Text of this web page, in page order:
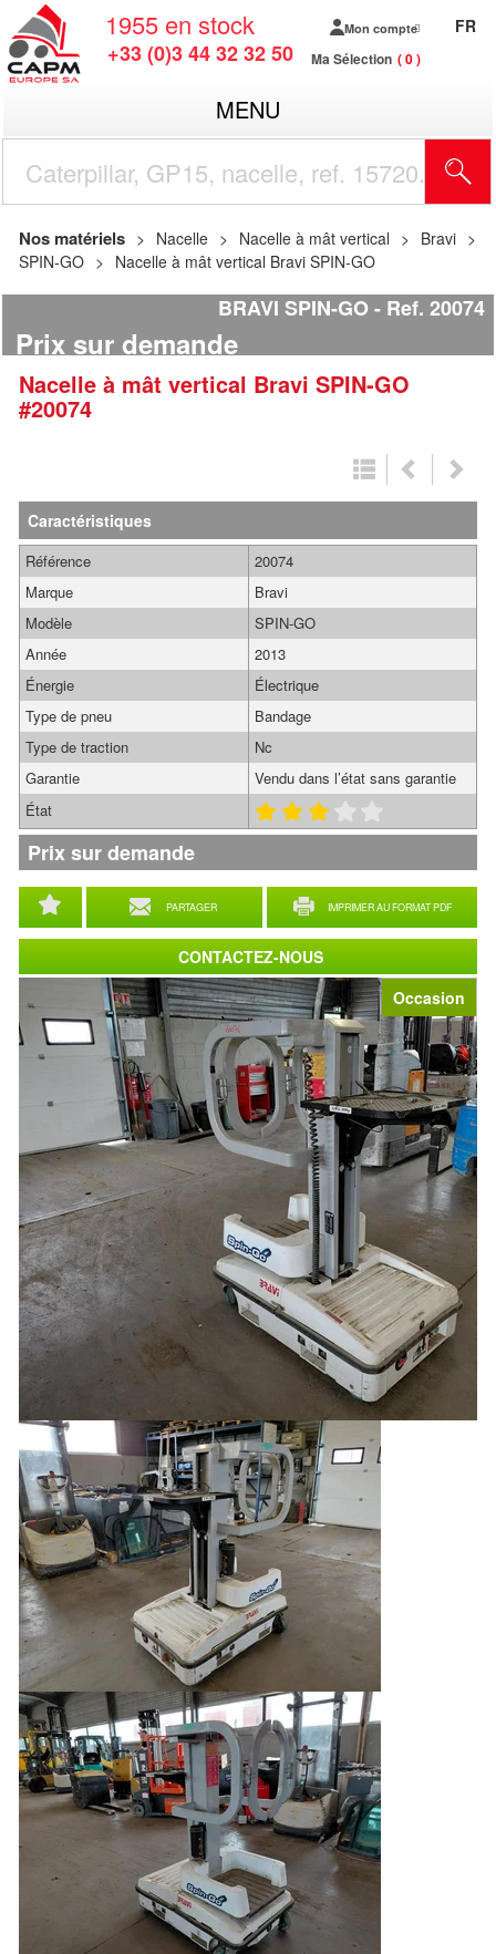
1955 en stock
+33 (0)3 44 32 32 50
Mon compte
Ma Sélection 0
FR
MENU
Nos matériels Nacelle Nacelle à mât vertical
Bravi
SPIN-GO
Nacelle à mât vertical Bravi SPIN-GO
BRAVI SPIN-GO Ref. 20074
Prix sur demande
Nacelle à mât vertical Bravi SPIN-GO
#20074
Occasion
Caractéristiques
PARTAGER IMPRIMER AU FORMAT PDF
Référence
20074
Marque
Bravi
Modèle
SPIN-GO
Année
2013
Énergie
Électrique
Type de pneu
Bandage
Type de traction
Nc
Garantie
Vendu dans l’état sans garantie
État
Prix sur demande
CONTACTEZ-NOUS